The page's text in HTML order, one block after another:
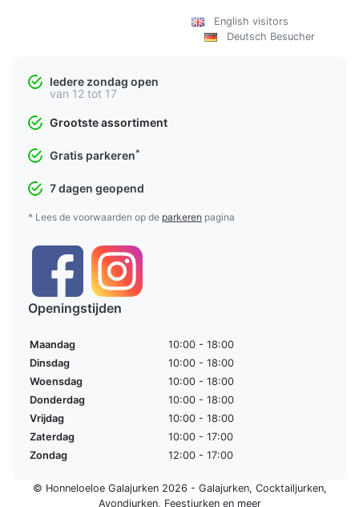
English visitors
Deutsch Besucher
Iedere zondag open
van 12 tot 17
Grootste assortiment
Gratis parkeren*
7 dagen geopend
* Lees de voorwaarden op de parkeren pagina
Openingstijden
Maandag
10:00 - 18:00
Dinsdag
10:00 - 18:00
Woensdag
10:00 - 18:00
Donderdag
10:00 - 18:00
Vrijdag
10:00 - 18:00
Zaterdag
10:00 - 17:00
Zondag
12:00 - 17:00
© Honneloeloe Galajurken 2026 - Galajurken, Cocktailjurken,
Avondjurken, Feestjurkenen meer